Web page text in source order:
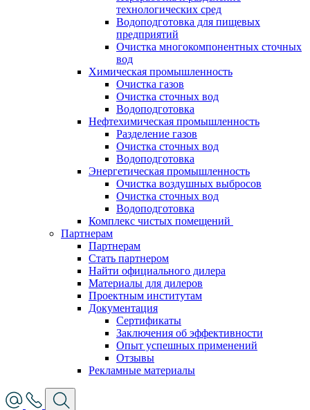
технологических сред
Водоподготовка для пищевых
предприятий
Очистка многокомпонентных сточных
вод
Химическая промышленность
Очистка газов
Очистка сточных вод
Водоподготовка
Нефтехимическая промышленность
Разделение газов
Очистка сточных вод
Водоподготовка
Энергетическая промышленность
Очистка воздушных выбросов
Очистка сточных вод
Водоподготовка
Комплекс чистых помещений
Партнерам
Партнерам
Стать партнером
Найти официального дилера
Материалы для дилеров
Проектным институтам
Документация
Сертификаты
Заключения об эффективности
Опыт успешных применений
Отзывы
Рекламные материалы